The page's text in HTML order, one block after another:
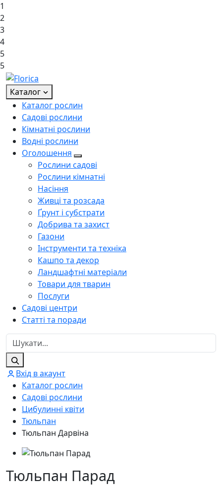
1
2
3
4
5
5
Каталог
Каталог рослин
Садові рослини
Кімнатні рослини
Водні рослини
Оголошення
Рослини садові
Рослини кімнатні
Насіння
Живці та розсада
Ґрунт і субстрати
Добрива та захист
Газони
Інструменти та техніка
Кашпо та декор
Ландшафтні матеріали
Товари для тварин
Послуги
Садові центри
Статті та поради
Вхід в акаунт
Каталог рослин
Садові рослини
Цибулинні квіти
Тюльпан
Тюльпан Дарвіна
Тюльпан Парад